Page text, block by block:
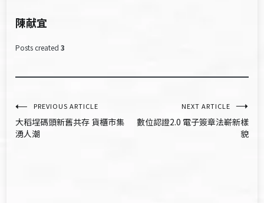
陳献宜
Posts created 3
文
章
PREVIOUS ARTICLE
大稻埕碼頭新舊共存 貨櫃市集
湧人潮
NEXT ARTICLE
數位認證2.0 電子簽章法嶄新樣
貌